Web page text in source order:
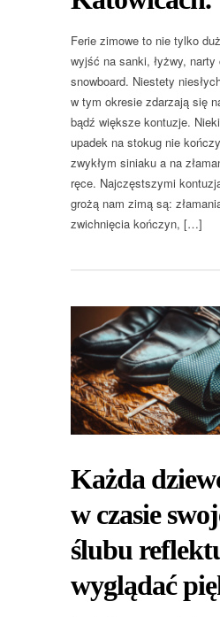
Ferie zimowe to nie tylko
wyjść na sanki, łyżwy, narty
snowboard. Niestety
w tym okresie zdarzają się
bądź większe kontuzje.
upadek na stokug nie
zwykłym siniaku a na
ręce. Najczęstszymi
grożą nam zimą są:
zwichnięcia kończyn, […]
Każda
w czasie
ślubu
wyglądać